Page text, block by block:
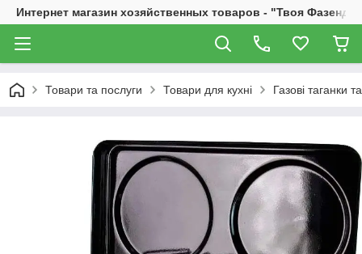
Интернет магазин хозяйственных товаров - "Твоя
Товари та послуги Товари для кухні Газові таганки